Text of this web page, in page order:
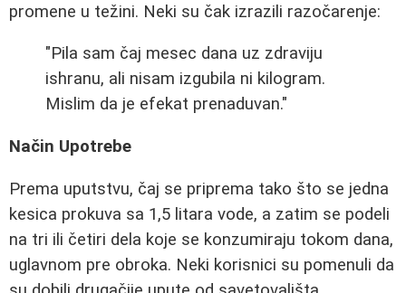
promene u težini. Neki su čak izrazili razočarenje:
"Pila sam čaj mesec dana uz zdraviju
ishranu, ali nisam izgubila ni kilogram.
Mislim da je efekat prenaduvan."
Način Upotrebe
Prema uputstvu, čaj se priprema tako što se jedna
kesica prokuva sa 1,5 litara vode, a zatim se podeli
na tri ili četiri dela koje se konzumiraju tokom dana,
uglavnom pre obroka. Neki korisnici su pomenuli da